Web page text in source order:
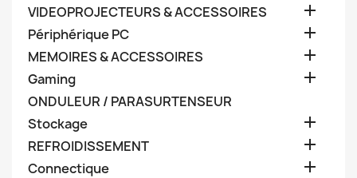
VIDEOPROJECTEURS & ACCESSOIRES

Périphérique PC 
MEMOIRES & ACCESSOIRES 
Gaming 
ONDULEUR / PARASURTENSEUR
Stockage

REFROIDISSEMENT 
Connectique 